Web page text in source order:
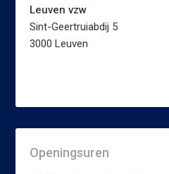
Leuven vzw
Sint-Geertruiabdij 5
3000 Leuven
Openingsuren